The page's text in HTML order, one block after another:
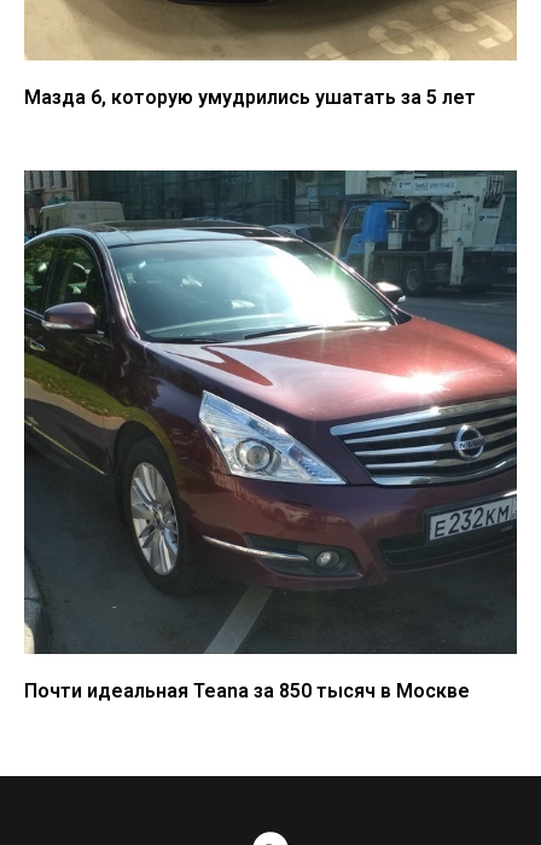
Мазда 6, которую умудрились ушатать за 5 лет
Почти идеальная Teana за 850 тысяч в Москве